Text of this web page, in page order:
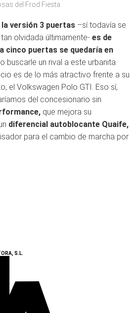
del Frod Fiesta
la versión 3 puertas –sí todavía se
olvidada últimamente- es de
cinco puertas se quedaría en
buscarle un rival a este urbanita
es de lo más atractivo frente a su
el Volkswagen Polo GTI. Eso sí,
del concesionario sin
que mejora su
diferencial autoblocante Quaife,
para el cambio de marcha por
S.L.